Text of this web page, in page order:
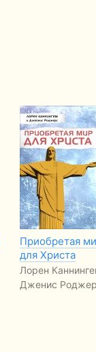
Приобретая
для Христа
Лорен
Дженис